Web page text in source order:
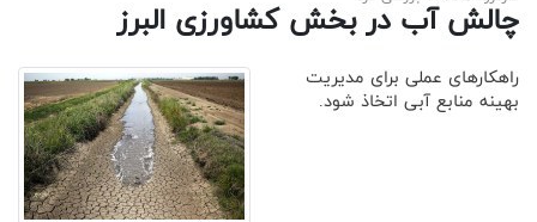
چالش‌ آب در بخش کشاورزی البرز
راهکارهای عملی برای مدیریت
بهینه منابع آبی اتخاذ شود.